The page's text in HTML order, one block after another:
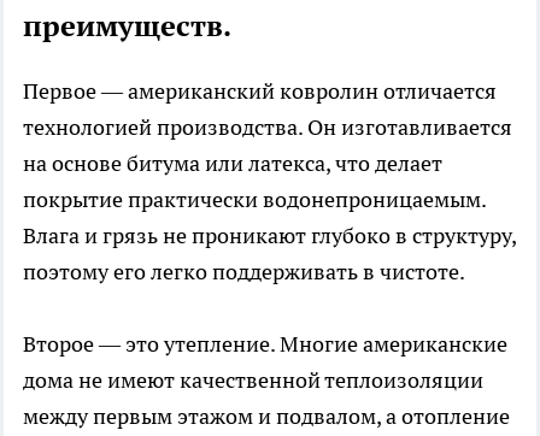
преимуществ.
Первое — американский ковролин отличается
технологией производства. Он изготавливается
на основе битума или латекса, что делает
покрытие практически водонепроницаемым.
Влага и грязь не проникают глубоко в структуру,
поэтому его легко поддерживать в чистоте.
Второе — это утепление. Многие американские
дома не имеют качественной теплоизоляции
между первым этажом и подвалом, а отопление